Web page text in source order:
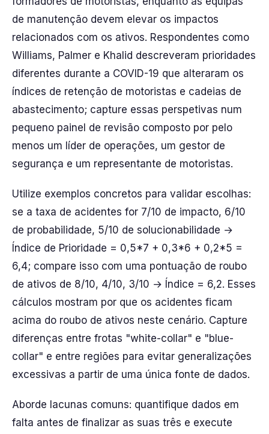
de manutenção devem elevar os impactos
relacionados com os ativos. Respondentes como
Williams, Palmer e Khalid descreveram prioridades
diferentes durante a COVID-19 que alteraram os
índices de retenção de motoristas e cadeias de
abastecimento; capture essas perspetivas num
pequeno painel de revisão composto por pelo
menos um líder de operações, um gestor de
segurança e um representante de motoristas.
Utilize exemplos concretos para validar escolhas:
se a taxa de acidentes for 7/10 de impacto, 6/10
de probabilidade, 5/10 de solucionabilidade →
Índice de Prioridade = 0,5*7 + 0,3*6 + 0,2*5 =
6,4; compare isso com uma pontuação de roubo
de ativos de 8/10, 4/10, 3/10 → Índice = 6,2. Esses
cálculos mostram por que os acidentes ficam
acima do roubo de ativos neste cenário. Capture
diferenças entre frotas "white-collar" e "blue-
collar" e entre regiões para evitar generalizações
excessivas a partir de uma única fonte de dados.
Aborde lacunas comuns: quantifique dados em
falta antes de finalizar as suas três e execute